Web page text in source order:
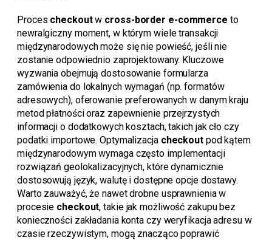
Proces checkoutw cross-border e-commerce to
newralgiczny moment, w którym wiele transakcji
międzynarodowych może się nie powieść, jeśli nie
zostanie odpowiednio zaprojektowany. Kluczowe
wyzwania obejmują dostosowanie formularza
zamówienia do lokalnych wymagań (np. formatów
adresowych), oferowanie preferowanych w danym kraju
metod płatności oraz zapewnienie przejrzystych
informacji o dodatkowych kosztach, takich jak cło czy
podatki importowe. Optymalizacja checkoutpod kątem
międzynarodowym wymaga często implementacji
rozwiązań geolokalizacyjnych, które dynamicznie
dostosowują język, walutę i dostępne opcje dostawy.
Warto zauważyć, że nawet drobne usprawnienia w
procesie checkout, takie jak możliwość zakupu bez
konieczności zakładania konta czy weryfikacja adresu w
czasie rzeczywistym, mogą znacząco poprawić